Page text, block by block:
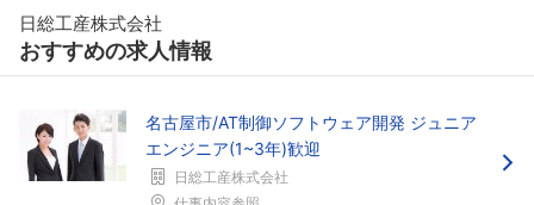
日総工産株式会社
おすすめの求人情報
名古屋市/AT制御ソフトウェア開発 ジュニア
エンジニア(1~3年)歓迎
日総工産株式会社